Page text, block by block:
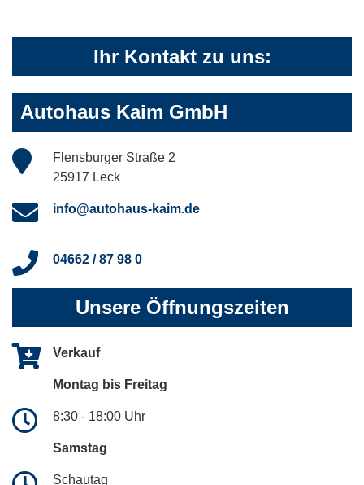
Ihr Kontakt zu uns:
Autohaus Kaim GmbH
Flensburger Straße 2
25917 Leck
info@autohaus-kaim.de
04662 / 87 98 0
Unsere Öffnungszeiten
Verkauf
Montag bis Freitag
8:30 - 18:00 Uhr
Samstag
Schautag